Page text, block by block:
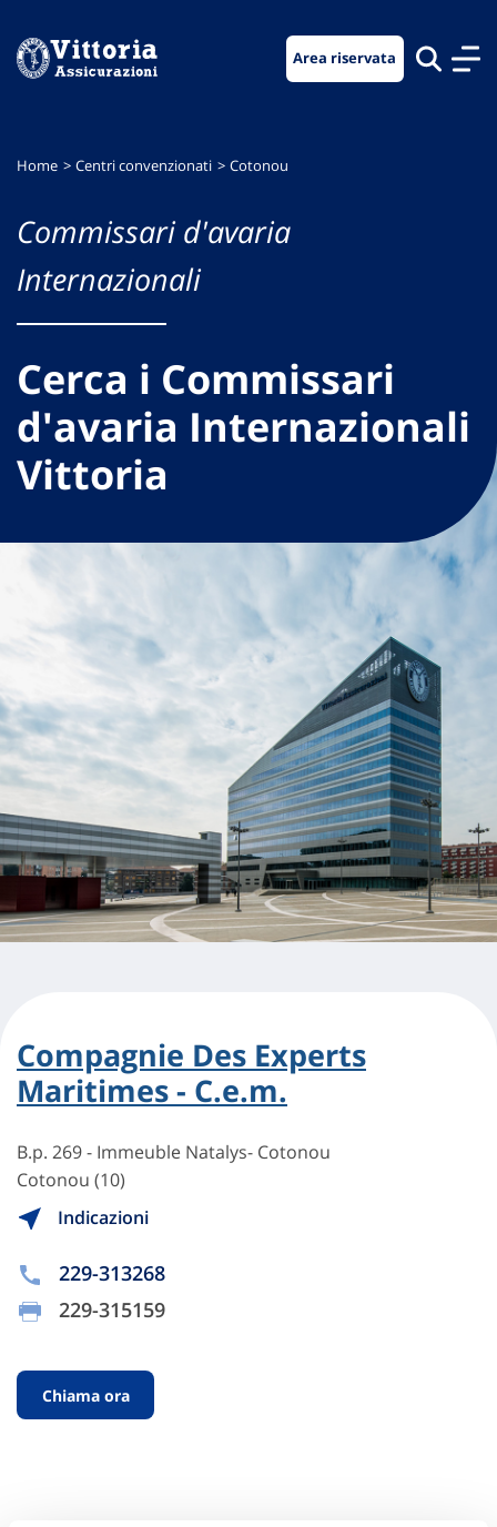
menu
contenuto
footer
Area riservata
Home Centri convenzionati Cotonou
Commissari d'avaria
Internazionali
Cerca i Commissari
d'avaria Internazionali
Vittoria
Compagnie Des Experts
Maritimes - C.e.m.
B.p. 269 - Immeuble Natalys- Cotonou
Cotonou (10)
Indicazioni
229-313268
229-315159
Chiama ora